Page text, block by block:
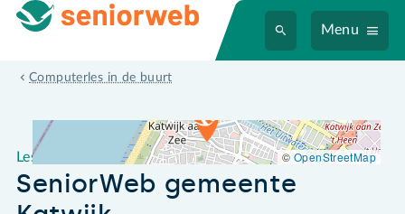
Menu
Computerles in de buurt
Leslocatie SeniorWeb gemeente Katwijk
Leslocatie
SeniorWeb gemeente
©OpenStreetMap